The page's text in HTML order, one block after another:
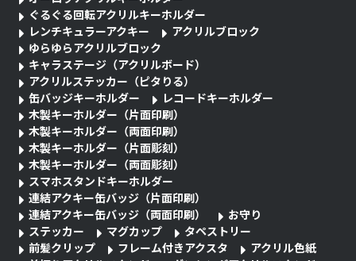
ぐるぐる回転アクリルキーホルダー
レンチキュラーアクキー
アクリルブロック
ゆらゆらアクリルブロック
キャラステージ（アクリルボード）
アクリルステッカー（ピタりる）
缶バッジキーホルダー
レコードキーホルダー
木製キーホルダー（片面印刷）
木製キーホルダー（両面印刷）
木製キーホルダー（片面彫刻）
木製キーホルダー（両面彫刻）
スマホスタンドキーホルダー
連結アクキー缶バッジ（片面印刷）
連結アクキー缶バッジ（両面印刷）
お守り
ステッカー
マグカップ
タペストリー
前髪クリップ
フレーム付きアクスタ
アクリル色紙